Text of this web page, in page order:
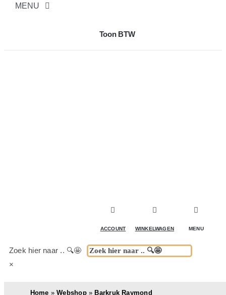
MENU
Toon BTW
ACCOUNT WINKELWAGEN MENU
Zoek hier naar .. 🔍🤩
×
Home »Webshop» Barkruk Raymond